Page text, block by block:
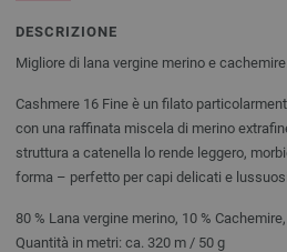
DESCRIZIONE
Migliore di lana vergine merino e cachemire.
Cashmere 16 Fine è un filato
con una raffinata miscela di merino
struttura a catenella lo rende leggero,
forma – perfetto per capi delicati e
80 % Lana vergine merino, 10 %
Quantità in metri: ca. 320 m / 50 g